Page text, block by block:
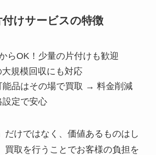
けサービスの特徴
らOK！少量の片付けも歓迎
規模回収にも対応
能品はその場で買取 → 料金削減
設定で安心
だけではなく、価値あるものはし
買取を行うことでお客様の負担を